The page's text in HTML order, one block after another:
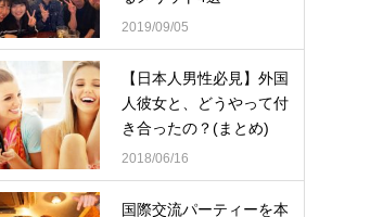
2019/09/05
【日本人男性必見】外国
人彼女と、どうやって付
き合ったの？(まとめ)
2018/06/16
国際交流パーティーを本